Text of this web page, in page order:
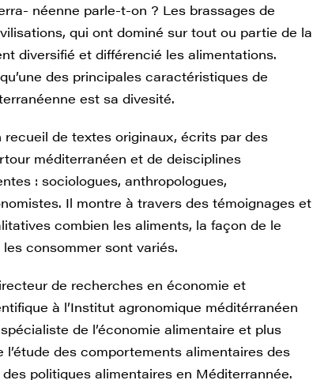
néenne parle-t-on ? Les brassages de
qui ont dominé sur tout ou partie de la
diversifié et différencié les alimentations.
des principales caractéristiques de
est sa divesité.
recueil de textes originaux, écrits par des
méditerranéen et de deisciplines
: sociologues, anthropologues,
Il montre à travers des témoignages et
combien les aliments, la façon de le
consommer sont variés.
de recherches en économie et
à l’Institut agronomique méditérranéen
de l’économie alimentaire et plus
l’étude des comportements alimentaires des
politiques alimentaires en Méditerrannée.